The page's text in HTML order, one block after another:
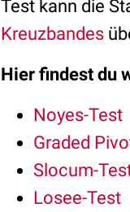
Test kann die
Kreuzbandes
Hier findest du
Noyes-Test
Graded
Slocum-
Losee-Test